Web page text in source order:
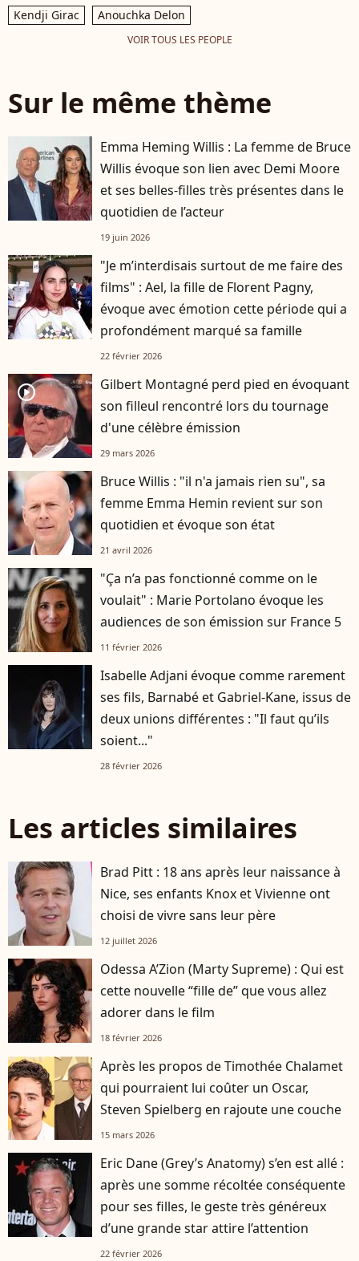
Kendji Girac Anouchka Delon
VOIR TOUS LES PEOPLE
Sur le même thème
Emma Heming Willis : La femme de Bruce
Willis évoque son lien avec Demi Moore
et ses belles-filles très présentes dans le
quotidien de l’acteur
19 juin 2026
"Je m’interdisais surtout de me faire des
films" : Ael, la fille de Florent Pagny,
évoque avec émotion cette période qui a
profondément marqué sa famille
22 février 2026
player2
Gilbert Montagné perd pied en évoquant
son filleul rencontré lors du tournage
d'une célèbre émission
29 mars 2026
Bruce Willis : "il n'a jamais rien su", sa
femme Emma Hemin revient sur son
quotidien et évoque son état
21 avril 2026
"Ça n’a pas fonctionné comme on le
voulait" : Marie Portolano évoque les
audiences de son émission sur France 5
11 février 2026
Isabelle Adjani évoque comme rarement
ses fils, Barnabé et Gabriel-Kane, issus de
deux unions différentes : "Il faut qu’ils
soient..."
28 février 2026
Les articles similaires
Brad Pitt : 18 ans après leur naissance à
Nice, ses enfants Knox et Vivienne ont
choisi de vivre sans leur père
12 juillet 2026
Odessa A’Zion (Marty Supreme) : Qui est
cette nouvelle “fille de” que vous allez
adorer dans le film
18 février 2026
Après les propos de Timothée Chalamet
qui pourraient lui coûter un Oscar,
Steven Spielberg en rajoute une couche
15 mars 2026
Eric Dane (Grey’s Anatomy) s’en est allé :
après une somme récoltée conséquente
pour ses filles, le geste très généreux
d’une grande star attire l’attention
22 février 2026